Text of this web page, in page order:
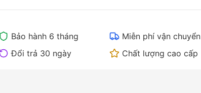
Bảo hành 6 tháng
Miễn phí vận chuyển
Đổi trả 30 ngày
Chất lượng cao cấp